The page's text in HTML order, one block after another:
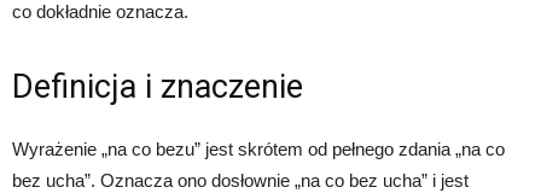
co dokładnie oznacza.
Definicja i znaczenie
Wyrażenie „na co bezu” jest skrótem od pełnego zdania „na co
bez ucha”. Oznacza ono dosłownie „na co bez ucha” i jest